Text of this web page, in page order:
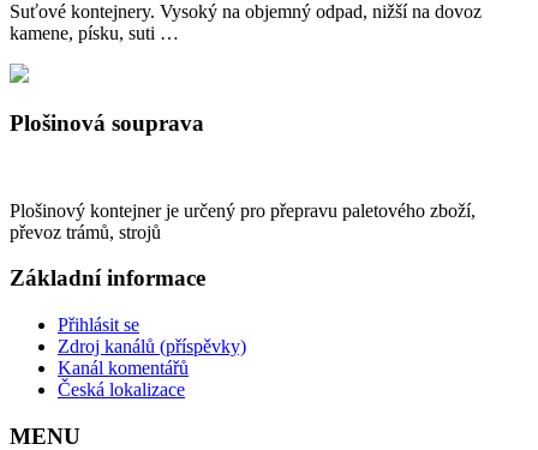
Suťové kontejnery. Vysoký na objemný odpad, nižší na dovoz
kamene, písku, suti …
Plošinová souprava
Plošinový kontejner je určený pro přepravu paletového zboží,
převoz trámů, strojů
Základní informace
Přihlásit se
Zdroj kanálů (příspěvky)
Kanál komentářů
Česká lokalizace
MENU